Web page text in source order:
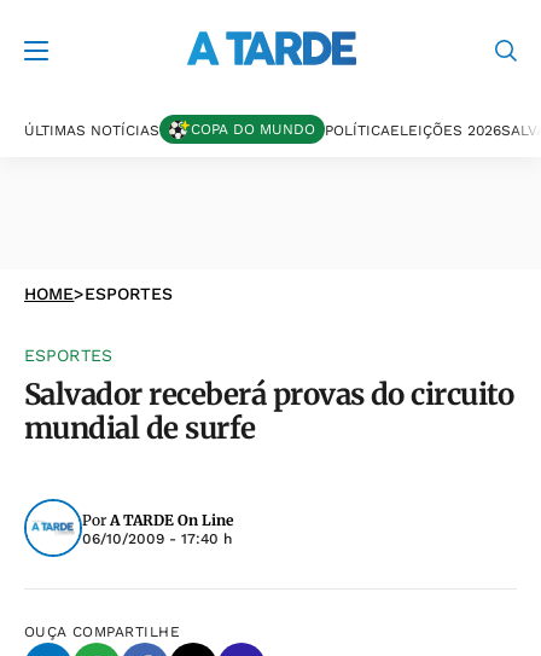
ÚLTIMAS NOTÍCIAS COPA DO MUNDO POLÍTICAELEIÇÕES 2026
HOME>ESPORTES
ESPORTES
Salvador receberá provas do circuito
mundial de surfe
PorA TARDE On Line
06/10/2009 - 17:40 h
OUÇA COMPARTILHE